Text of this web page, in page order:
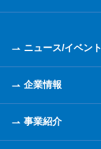
ニュース/イベント
企業情報
事業紹介